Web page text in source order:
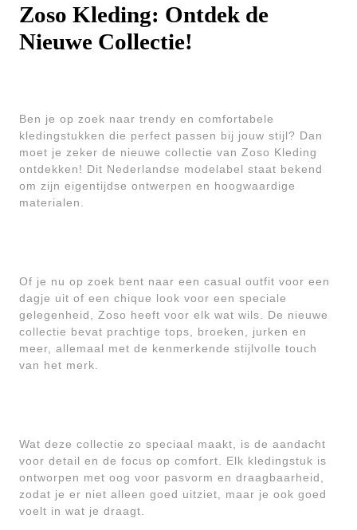
Zoso Kleding: Ontdek de
Nieuwe Collectie!
Ben je op zoek naar trendy en comfortabele
kledingstukken die perfect passen bij jouw stijl? Dan
moet je zeker de nieuwe collectie van Zoso Kleding
ontdekken! Dit Nederlandse modelabel staat bekend
om zijn eigentijdse ontwerpen en hoogwaardige
materialen.
Of je nu op zoek bent naar een casual outfit voor een
dagje uit of een chique look voor een speciale
gelegenheid, Zoso heeft voor elk wat wils. De nieuwe
collectie bevat prachtige tops, broeken, jurken en
meer, allemaal met de kenmerkende stijlvolle touch
van het merk.
Wat deze collectie zo speciaal maakt, is de aandacht
voor detail en de focus op comfort. Elk kledingstuk is
ontworpen met oog voor pasvorm en draagbaarheid,
zodat je er niet alleen goed uitziet, maar je ook goed
voelt in wat je draagt.